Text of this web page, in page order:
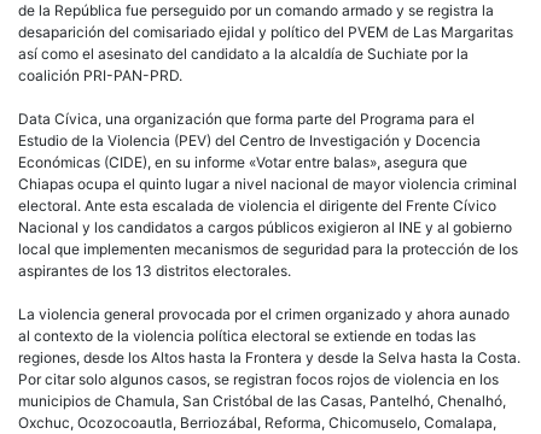
de la República fue perseguido por un comando armado y se registra la
desaparición del comisariado ejidal y político del PVEM de Las Margaritas
así como el asesinato del candidato a la alcaldía de Suchiate por la
coalición PRI-PAN-PRD.
Data Cívica, una organización que forma parte del Programa para el
Estudio de la Violencia (PEV) del Centro de Investigación y Docencia
Económicas (CIDE), en su informe «Votar entre balas», asegura que
Chiapas ocupa el quinto lugar a nivel nacional de mayor violencia criminal
electoral. Ante esta escalada de violencia el dirigente del Frente Cívico
Nacional y los candidatos a cargos públicos exigieron al INE y al gobierno
local que implementen mecanismos de seguridad para la protección de los
aspirantes de los 13 distritos electorales.
La violencia general provocada por el crimen organizado y ahora aunado
al contexto de la violencia política electoral se extiende en todas las
regiones, desde los Altos hasta la Frontera y desde la Selva hasta la Costa.
Por citar solo algunos casos, se registran focos rojos de violencia en los
municipios de Chamula, San Cristóbal de las Casas, Pantelhó, Chenalhó,
Oxchuc, Ocozocoautla, Berriozábal, Reforma, Chicomuselo, Comalapa,